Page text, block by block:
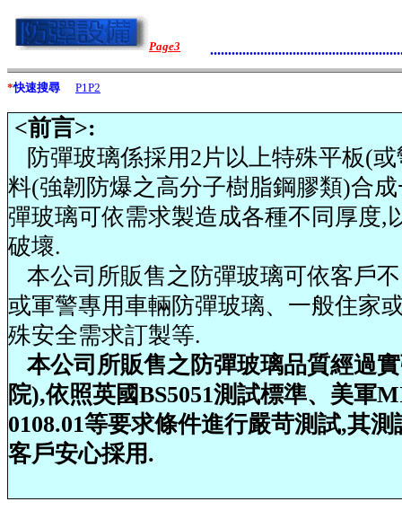
Page3
*快速搜尋 P1P2
<前言>:
防彈玻璃係採用2片以上特殊平板(
料(強韌防爆之高分子樹脂鋼膠類)合
彈玻璃可依需求製造成各種不同厚度,
破壞.
本公司所販售之防彈玻璃可依客戶
或軍警專用車輛防彈玻璃、一般住家
殊安全需求訂製等.
本公司所販售之防彈玻璃品質經過
院),依照英國BS5051測試標準、美軍
0108.01等要求條件進行嚴苛測試,其
客戶安心採用.